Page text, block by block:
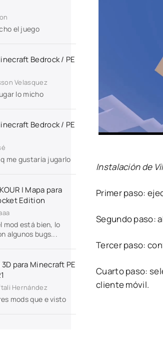
Instalación de
Primer paso:
Segundo paso:
Tercer paso:
Cuarto paso:
cliente móvil.
el juego
Bedrock / PE
Velasquez
lo micho
Bedrock / PE
me gustaría jugarlo
| Mapa para
Edition
mod está bien, lo
algunos bugs...
para Minecraft PE
Hernández
mods que e visto